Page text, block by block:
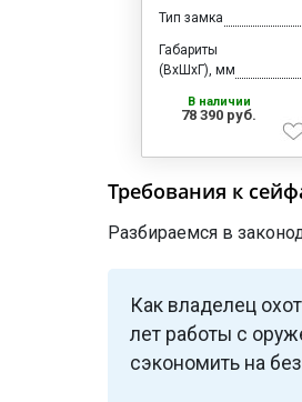
Тип замка
Габариты
(ВхШхГ), мм
В наличии
78 390 руб.
Требования к
Разбираемся в
Как владелец
лет работы с
сэкономить на